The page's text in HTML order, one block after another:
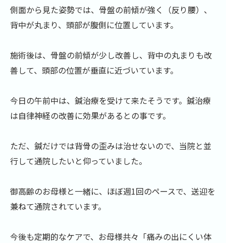
側面から見た姿勢では、骨盤の前傾が強く（反り腰）、
背中が丸まり、頭部が腹側に位置しています。
施術後は、骨盤の前傾が少し改善し、背中の丸まりも改
善して、頭部の位置が垂直に近づいています。
今日の午前中は、鍼治療を受けて来たそうです。鍼治療
は自律神経の改善に効果があるとの事です。
ただ、鍼だけでは背骨の歪みは治せないので、当院と並
行して通院したいと仰っていました。
御高齢のお母様と一緒に、ほぼ週1回のペースで、送迎を
兼ねて通院されています。
今後も定期的なケアで、お母様共々「痛みの出にくい体